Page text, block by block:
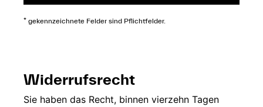
* gekennzeichnete Felder sind Pflichtfelder.
Widerrufsrecht
Sie haben das Recht, binnen vierzehn Tagen